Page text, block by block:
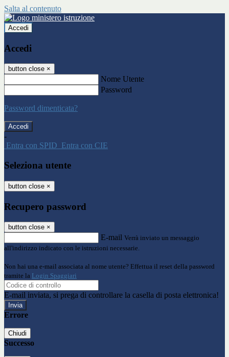
Salta al contenuto
Accedi
Accedi
button close ×
Nome Utente
Password
Password dimenticata?
-
Entra con SPID Entra con CIE
Seleziona utente
button close ×
Recupero password
button close ×
E-mail Verrà inviato un messaggio
all'indirizzo indicato con le istruzioni necessarie.
Non hai una e-mail associata al nome utente? Effettua il reset della password
tramite la Login Spaggiari
E-mail inviata, si prega di controllare la casella di posta elettronica!
Errore
Chiudi
Successo